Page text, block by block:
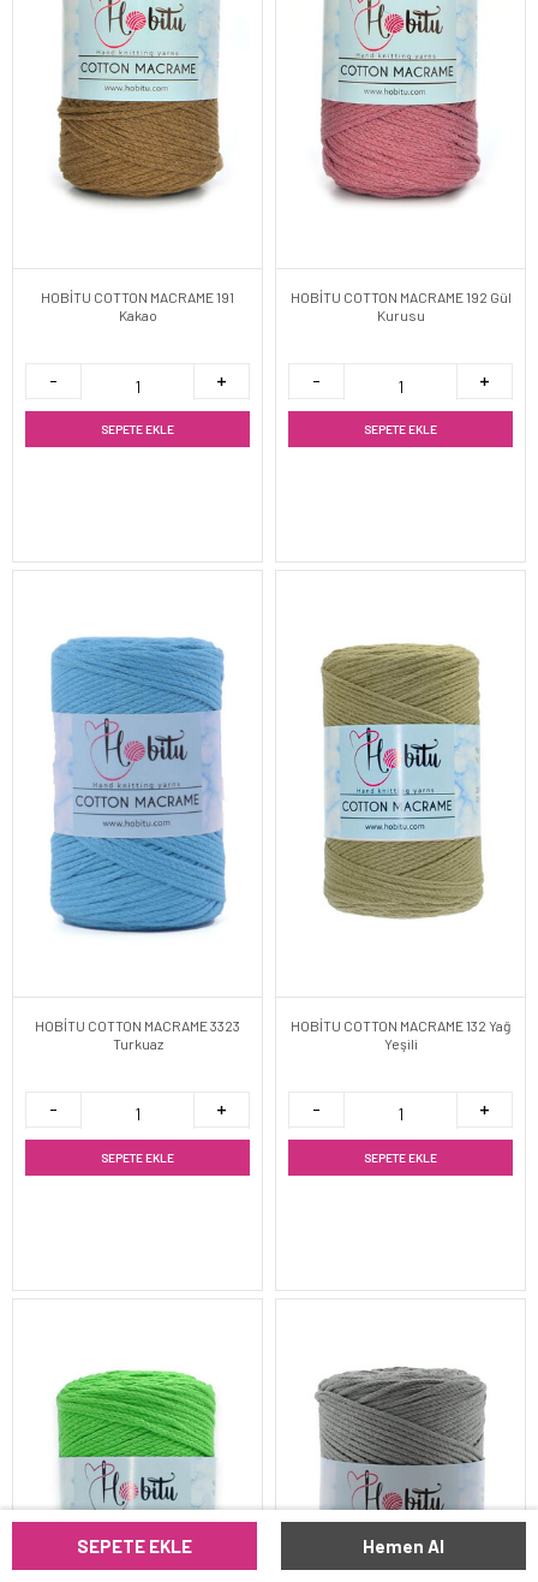
SEPETE EKLE Hemen Al
HOBİTU COTTON MACRAME 191
Kakao
SEPETE EKLE
HOBİTU COTTON MACRAME 192 Gül
Kurusu
SEPETE EKLE
HOBİTU COTTON MACRAME 3323
Turkuaz
SEPETE EKLE
HOBİTU COTTON MACRAME 132 Yağ
Yeşili
SEPETE EKLE